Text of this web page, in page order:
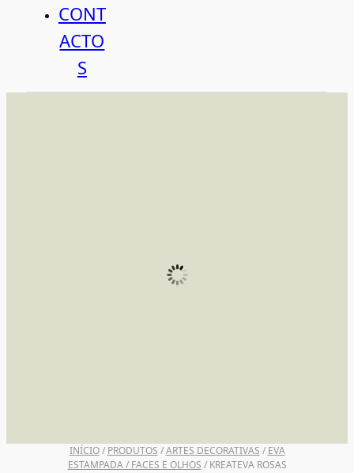
CONT
ACTO
S
INÍCIO/ PRODUTOS /ARTES DECORATIVAS / EVA
ESTAMPADA / FACES E OLHOS / KREATEVA ROSAS